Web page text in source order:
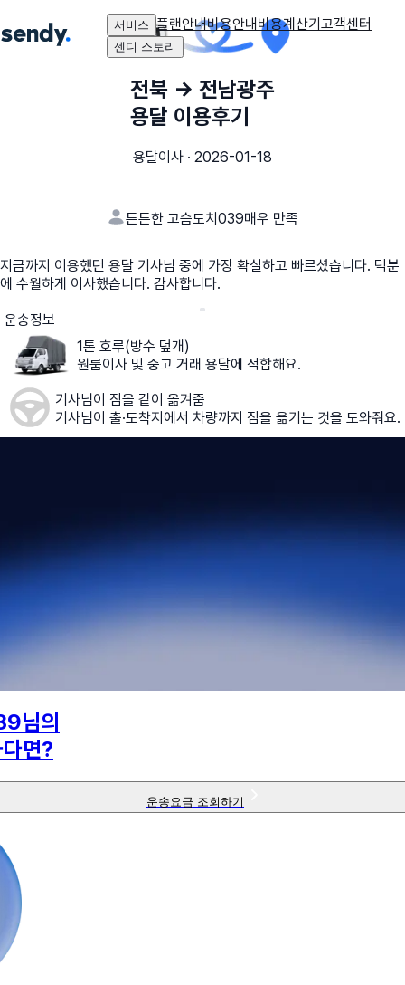
서비스 플랜안내비용안내비용계산기고객센터
센디 스토리
전북 → 전남광주
용달 이용후기
용달이사 · 2026-01-18
튼튼한 고슴도치039매우 만족
지금까지 이용했던 용달 기사님 중에 가장 확실하고 빠르셨습니다. 덕분
에 수월하게 이사했습니다. 감사합니다.
운송정보
1톤 호루(방수 덮개)
원룸이사 및 중고 거래 용달에 적합해요.
기사님이 짐을 같이 옮겨줌
기사님이 출·도착지에서 차량까지 짐을 옮기는 것을 도와줘요.
님의
면?
운송요금 조회하기